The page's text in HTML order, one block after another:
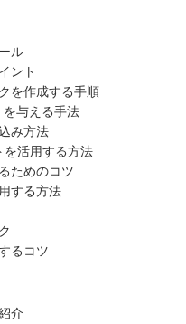
ル
ント
を作成する手順
与える手法
み方法
活用する方法
ためのコツ
する方法
るコツ
介